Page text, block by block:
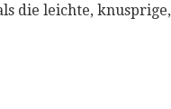
die leichte, knusprige,